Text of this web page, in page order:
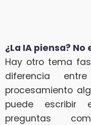
¿La IA piensa?
Hay otro tema
diferencia
procesamiento
puede escribir
preguntas